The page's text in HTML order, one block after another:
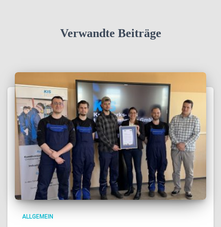
Verwandte Beiträge
ALLGEMEIN